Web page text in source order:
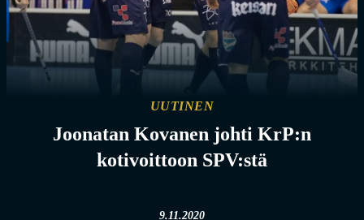
UUTINEN
Joonatan Kovanen johti KrP:n
kotivoittoon SPV:stä
9.11.2020